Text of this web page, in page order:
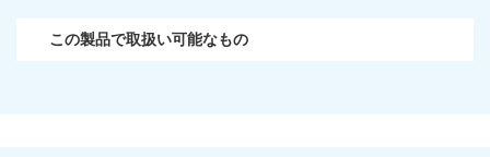
この製品で取扱い可能なもの